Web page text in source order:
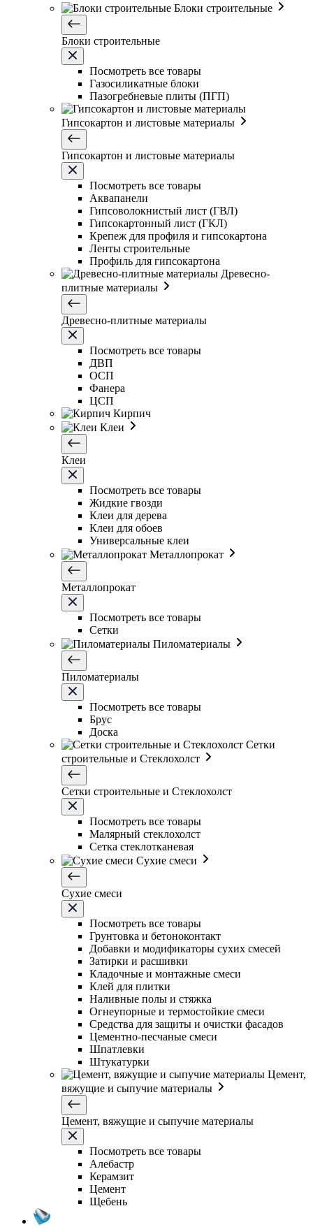
Блоки строительные
Блоки строительные
Посмотреть все товары
Газосиликатные блоки
Пазогребневые плиты (ПГП)
Гипсокартон и листовые материалы
Гипсокартон и листовые материалы
Посмотреть все товары
Аквапанели
Гипсоволокнистый лист (ГВЛ)
Гипсокартонный лист (ГКЛ)
Крепеж для профиля и гипсокартона
Ленты строительные
Профиль для гипсокартона
Древесно-
плитные материалы
Древесно-плитные материалы
Посмотреть все товары
ДВП
ОСП
Фанера
ЦСП
Кирпич
Клеи
Клеи
Посмотреть все товары
Жидкие гвозди
Клеи для дерева
Клеи для обоев
Универсальные клеи
Металлопрокат
Металлопрокат
Посмотреть все товары
Сетки
Пиломатериалы
Пиломатериалы
Посмотреть все товары
Брус
Доска
Сетки
строительные и Стеклохолст
Сетки строительные и Стеклохолст
Посмотреть все товары
Малярный стеклохолст
Сетка стеклотканевая
Сухие смеси
Сухие смеси
Посмотреть все товары
Грунтовка и бетоноконтакт
Добавки и модификаторы сухих смесей
Затирки и расшивки
Кладочные и монтажные смеси
Клей для плитки
Наливные полы и стяжка
Огнеупорные и термостойкие смеси
Средства для защиты и очистки фасадов
Цементно-песчаные смеси
Шпатлевки
Штукатурки
Цемент,
вяжущие и сыпучие материалы
Цемент, вяжущие и сыпучие материалы
Посмотреть все товары
Алебастр
Керамзит
Цемент
Щебень